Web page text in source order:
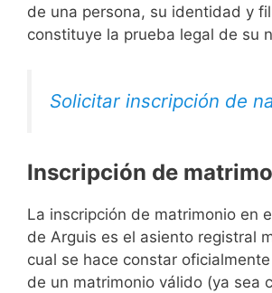
de una persona, su identidad y
constituye la prueba legal de su
Solicitar inscripción de
Inscripción de
La inscripción de matrimonio en
de Arguis es el asiento registral
cual se hace constar
de un matrimonio válido (ya sea